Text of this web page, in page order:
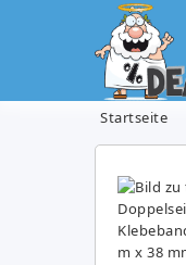
Startseite